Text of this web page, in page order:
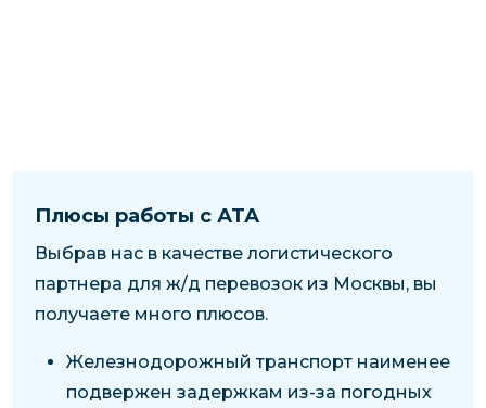
Плюсы работы с АТА
Выбрав нас в качестве логистического
партнера для ж/д перевозок из Москвы, вы
получаете много плюсов.
Железнодорожный транспорт наименее
подвержен задержкам из-за погодных